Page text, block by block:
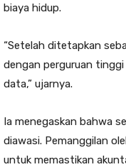
biaya hidup.
“Setelah ditetapkan
dengan perguruan
data,” ujarnya.
Ia menegaskan bahwa
diawasi. Pemanggilan
untuk memastikan